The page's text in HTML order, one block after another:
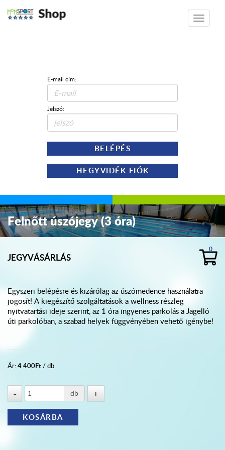
Toggle
E-mail cím:
Jelszó:
BELÉPÉS
HEGYVIDÉK FIÓK
Felnőtt úszójegy (3 óra)
JEGYVÁSÁRLÁS
0
Egyszeri belépésre és kizárólag az úszómedence használatra
jogosít! A kiegészítő szolgáltatások a wellness részleg
nyitvatartási ideje szerint, az 1 óra ingyenes parkolás a Jagelló
úti parkolóban, a szabad helyek függvényében vehető igénybe!
Ár:4 400Ft/ db
db